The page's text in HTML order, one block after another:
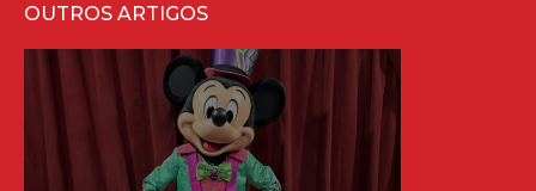
OUTROS ARTIGOS